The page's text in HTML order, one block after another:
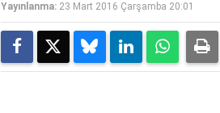
Yayınlanma: 23 Mart 2016 Çarşamba 20:01